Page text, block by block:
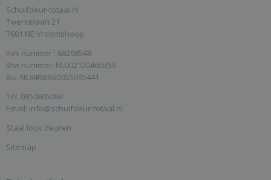
Schuifdeur-totaal.nl
Twentelaan 21
7681 NE Vroomshoop
Kvk nummer : 68268548
Btw nummer: NL002120465B56
Bic: NL84RBRB0955095441
Tel: 0850605084
Email: info@schuifdeur-totaal.nl
Staal look deuren
Sitemap